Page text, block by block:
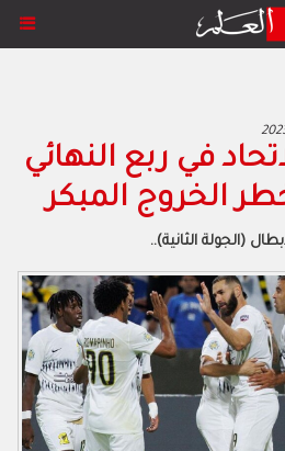
في ربع النهائي
الخروج المبكر
(الجولة الثانية)..